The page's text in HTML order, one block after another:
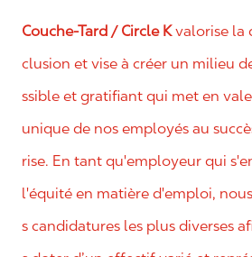
Couche-Tard / Circle Kvalorise la
clusion et vise à créer un milieu
ssible et gratifiant qui met en
unique de nos employés au
rise. En tant qu'employeur qui
l'équité en matière d'emploi,
s candidatures les plus diverses